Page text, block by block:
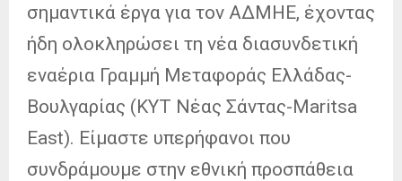
σημαντικά έργα για τον ΑΔΜΗΕ, έχοντας
ήδη ολοκληρώσει τη νέα διασυνδετική
εναέρια Γραμμή Μεταφοράς Ελλάδας-
Βουλγαρίας (KYT Νέας Σάντας-Maritsa
East). Είμαστε υπερήφανοι που
συνδράμουμε στην εθνική προσπάθεια